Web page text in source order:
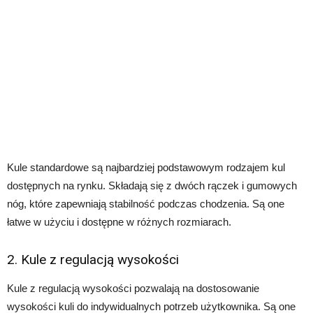
Kule standardowe są najbardziej podstawowym rodzajem kul
dostępnych na rynku. Składają się z dwóch rączek i gumowych
nóg, które zapewniają stabilność podczas chodzenia. Są one
łatwe w użyciu i dostępne w różnych rozmiarach.
2. Kule z regulacją wysokości
Kule z regulacją wysokości pozwalają na dostosowanie
wysokości kuli do indywidualnych potrzeb użytkownika. Są one